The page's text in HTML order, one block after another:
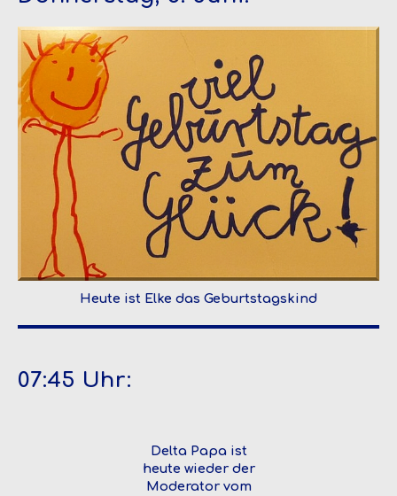
Heute ist Elke das Geburtstagskind
07:45 Uhr:
Delta Papa ist
heute wieder der
Moderator vom